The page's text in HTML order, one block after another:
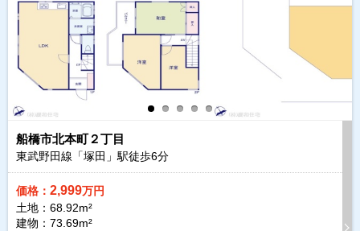
船橋市北本町２丁目
東武野田線「塚田」駅徒歩6分
価格： 2,999万円
土地：68.92m²
建物：73.69m²